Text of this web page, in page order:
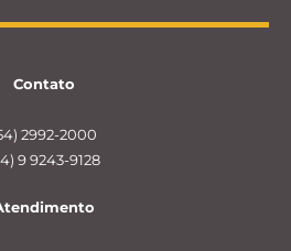
Contato
2992-2000
9 9243-9128